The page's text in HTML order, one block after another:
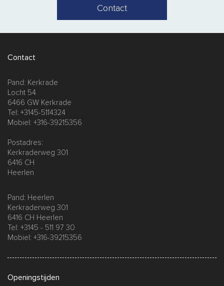
Contact
Contact
Pand: Kerkrade
Locht 54
6466 GW Kerkrade
Tel: +3145-5114324
Mobiel: +316-39215356
Postadres:
Kerkraderweg 301
6416 CH
Heerlen
Pand: Heerlen
Kerkraderweg 301
6416 CH Heerlen
Tel: +3145 - 511 97 30
Mobiel: +316-39215356
Openingstijden